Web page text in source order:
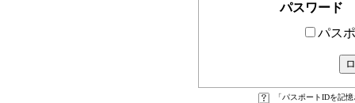
パスワード
パス
「パスポートIDを記